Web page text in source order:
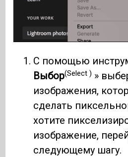
С помощью
Выбор(Select ) »
изображения,
сделать
хотите
изображение,
следующему шагу.